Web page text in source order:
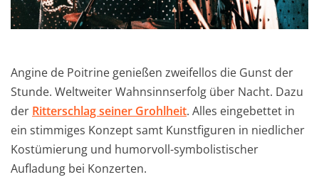
Angine de Poitrine genießen zweifellos die Gunst der
Stunde. Weltweiter Wahnsinnserfolg über Nacht. Dazu
der Ritterschlag seiner Grohlheit. Alles eingebettet in
ein stimmiges Konzept samt Kunstfiguren in niedlicher
Kostümierung und humorvoll-symbolistischer
Aufladung bei Konzerten.